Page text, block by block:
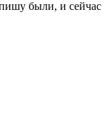
были, и сейчас